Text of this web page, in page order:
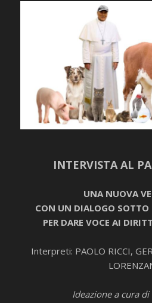
INTERVISTA AL
UNA NUOVA
CON UN DIALOGO SOTTO
PER DARE VOCE AI
Interpreti: PAOLO RICCI,
Ideazione a cura di